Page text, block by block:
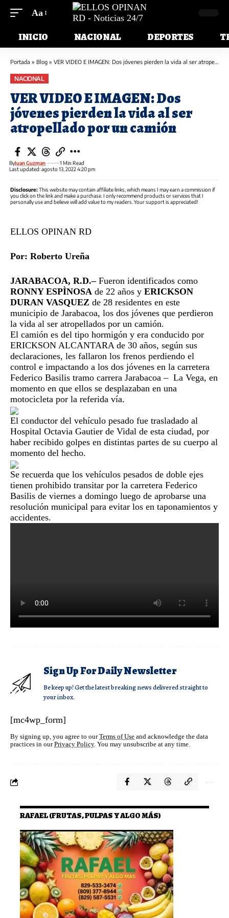
Aa
INICIO NACIONAL DEPORTES
Portada » Blog » VER VIDEO E IMAGEN: Dos jóvenes pierden la vida al ser atropellado por un camión
NACIONAL
VER VIDEO E IMAGEN: Dos
jóvenes pierden la vida al ser
atropellado por un camión
Last updated: agosto 13, 2022 4:20 pm
ByJuan Guzman 1 Min Read
Disclosure:This website may contain affiliate links, which means I may earn a commission if
you click on the link and make a purchase. I only recommend products or services that I
personally use and believe will add value to my readers. Your support is appreciated!
ELLOS OPINAN RD
Por: Roberto Ureña
JARABACOA, R.D.–Fueron identificados como
RONNY ESPÌNOSA de 22 años y ERICKSON
DURAN VASQUEZ de 28 residentes en este
municipio de Jarabacoa, los dos jóvenes que perdieron
la vida al ser atropellados por un camión.
El camión es del tipo hormigón y era conducido por
ERICKSON ALCANTARA de 30 años, según sus
declaraciones, les fallaron los frenos perdiendo el
control e impactando a los dos jóvenes en la carretera
Federico Basilis tramo carrera Jarabacoa – La Vega, en
momento en que ellos se desplazaban en una
motocicleta por la referida vía.
El conductor del vehículo pesado fue trasladado al
Hospital Octavia Gautier de Vidal de esta ciudad, por
haber recibido golpes en distintas partes de su cuerpo al
momento del hecho.
Se recuerda que los vehículos pesados de doble ejes
tienen prohibido transitar por la carretera Federico
Basilis de viernes a domingo luego de aprobarse una
resolución municipal para evitar los en taponamientos y
accidentes.
Sign Up For Daily Newsletter
Be keep up! Get the latest breaking news delivered straight to
your inbox.
[mc4wp_form]
By signing up, you agree to ourTerms of Use and acknowledge the data
practices in ourPrivacy Policy. You may unsubscribe at any time.
RAFAEL (FRUTAS, PULPAS Y ALGO MÁS)